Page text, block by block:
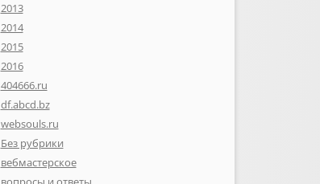
2013
2014
2015
2016
404666.ru
df.abcd.bz
websouls.ru
Без рубрики
вебмастерское